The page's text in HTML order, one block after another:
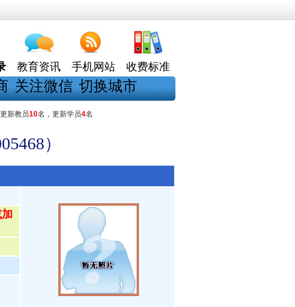
教育资讯 手机网站 收费标准
关注微信 切换城市
新教员10名，更新学员4名
）